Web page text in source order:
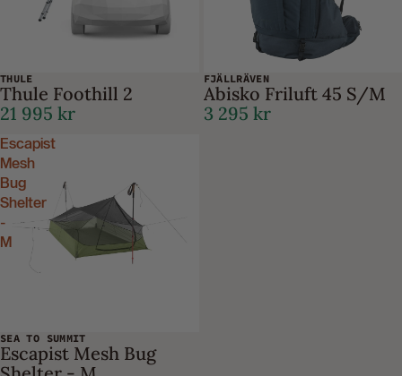
THULE
Thule Foothill 2
21 995 kr
FJÄLLRÄVEN
Abisko Friluft 45 S/M
3 295 kr
Escapist
Mesh
Bug
Shelter
-
M
SEA TO SUMMIT
Escapist Mesh Bug